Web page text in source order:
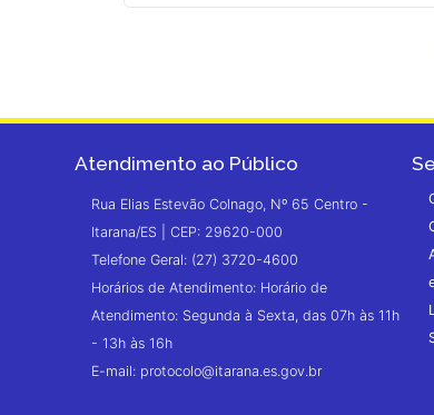
Atendimento ao Público
Rua Elias Estevão Colnago, Nº 65 Centro -
Itarana/ES | CEP: 29620-000
Telefone Geral: (27) 3720-4600
Horários de Atendimento: Horário de
Atendimento: Segunda à Sexta, das 07h às 11h
- 13h às 16h
E-mail: protocolo@itarana.es.gov.br